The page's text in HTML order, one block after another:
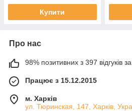
Купити
Про нас
98% позитивних з 397 відгуків за
Працює з 15.12.2015
м. Харків
ул. Тюринская, 147, Харків,